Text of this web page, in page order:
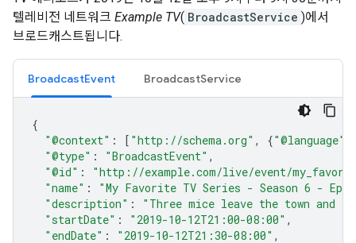
텔레비전 네트워크 Example TV( BroadcastService )에서
브로드캐스트됩니다.
BroadcastEvent BroadcastService
{
"@context" : [ "http://schema.org" , {"@language"
"@type" : "BroadcastEvent" ,
"@id" :
"http://example.com/live/event/
"name" :
"My Favorite TV Series - Season 6 -
"description" :
"Three mice leave the town and
"startDate" : "2019-10-12T21:00-08:00" ,
"endDate" : "2019-10-12T21:30-08:00" ,